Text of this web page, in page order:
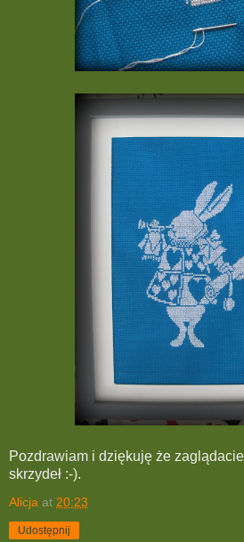
Pozdrawiam i dziękuję że
skrzydeł :-).
Alicja at 20:23
Udostępnij